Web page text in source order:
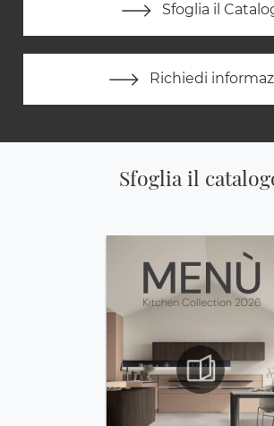
Sfoglia il
Richiedi
Sfoglia il